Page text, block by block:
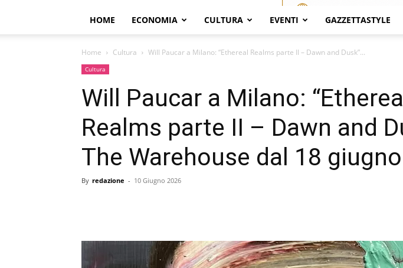
HOME ECONOMIA CULTURA EVENTI GAZZETTASTYLE
Home Cultura Will Paucar a Milano: “Ethereal Realms parte II – Dawn and Dusk”...
Cultura
Will Paucar a Milano: “Ethereal
Realms parte II – Dawn and
The Warehouse dal 18 giugno
By redazione - 10 Giugno 2026